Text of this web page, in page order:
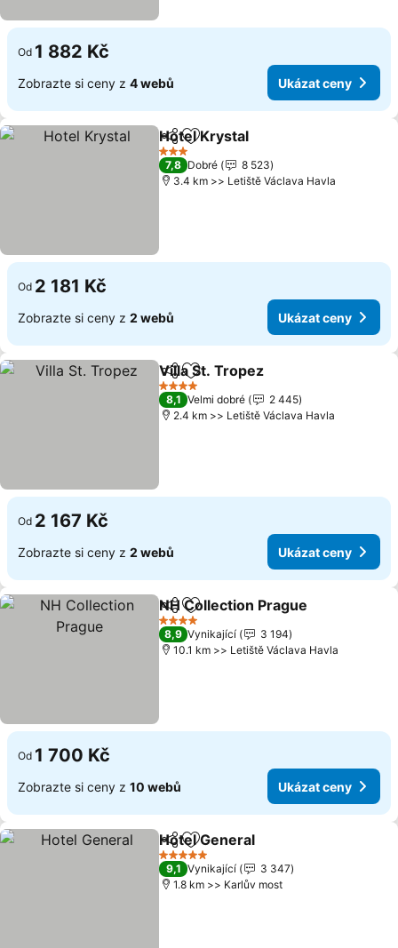
Od 1 882 Kč
Zobrazte si ceny z 4 webů Ukázat ceny
SdíletPřidat na seznam oblíbených
Hotel Krystal
3 Počet hvězdiček
7,8 Dobré
8 523
3.4 km >> Letiště Václava Havla
Od 2 181 Kč
Zobrazte si ceny z 2 webů Ukázat ceny
SdíletPřidat na seznam oblíbených
Villa St. Tropez
4 Počet hvězdiček
8,1 Velmi dobré
2 445
2.4 km >> Letiště Václava Havla
Od 2 167 Kč
Zobrazte si ceny z 2 webů Ukázat ceny
SdíletPřidat na seznam oblíbených
NH Collection Prague
4 Počet hvězdiček
8,9 Vynikající
3 194
10.1 km >> Letiště Václava Havla
Od 1 700 Kč
Zobrazte si ceny z 10 webů Ukázat ceny
SdíletPřidat na seznam oblíbených
Hotel General
5 Počet hvězdiček
9,1 Vynikající
3 347
1.8 km >> Karlův most